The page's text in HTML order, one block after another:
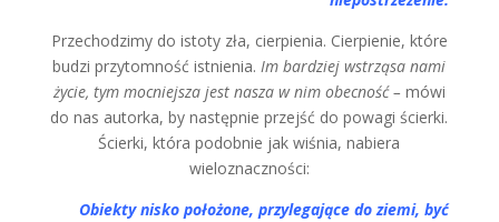
Przechodzimy do istoty zła, cierpienia. Cierpienie, które
budzi przytomność istnienia.Im bardziej wstrząsa nami
życie, tym mocniejsza jest nasza w nim obecność – mówi
do nas autorka, by następnie przejść do powagi ścierki.
Ścierki, która podobnie jak wiśnia, nabiera
wieloznaczności:
Obiekty nisko położone, przylegające do ziemi, być